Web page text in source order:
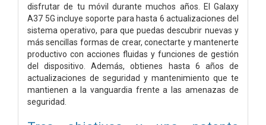
disfrutar de tu móvil durante muchos años. El Galaxy
A37 5G incluye soporte para hasta 6 actualizaciones del
sistema operativo, para que puedas descubrir nuevas y
más sencillas formas de crear, conectarte y mantenerte
productivo con acciones fluidas y funciones de gestión
del dispositivo. Además, obtienes hasta 6 años de
actualizaciones de seguridad y mantenimiento que te
mantienen a la vanguardia frente a las amenazas de
seguridad.